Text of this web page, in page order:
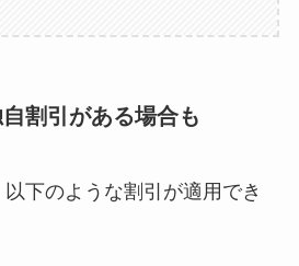
割引がある場合も
下のような割引が適用でき